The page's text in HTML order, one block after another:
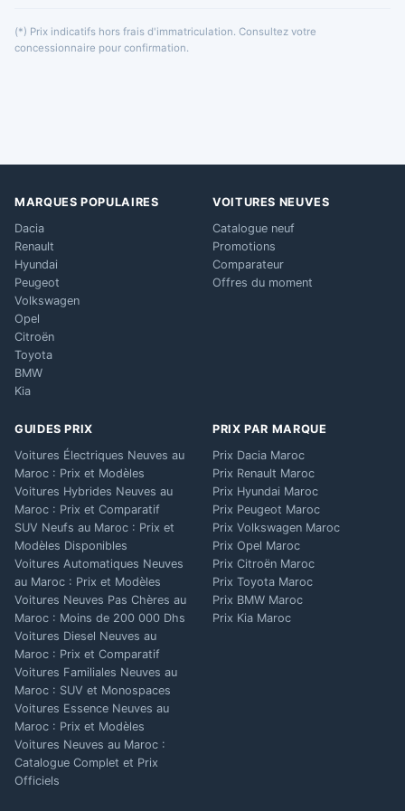
(*) Prix indicatifs hors frais d'immatriculation. Consultez votre
concessionnaire pour confirmation.
MARQUES POPULAIRES
Dacia
Renault
Hyundai
Peugeot
Volkswagen
Opel
Citroën
Toyota
BMW
Kia
VOITURES NEUVES
Catalogue neuf
Promotions
Comparateur
Offres du moment
GUIDES PRIX
Voitures Électriques Neuves au
Maroc : Prix et Modèles
Voitures Hybrides Neuves au
Maroc : Prix et Comparatif
SUV Neufs au Maroc : Prix et
Modèles Disponibles
Voitures Automatiques Neuves
au Maroc : Prix et Modèles
Voitures Neuves Pas Chères au
Maroc : Moins de 200 000 Dhs
Voitures Diesel Neuves au
Maroc : Prix et Comparatif
Voitures Familiales Neuves au
Maroc : SUV et Monospaces
Voitures Essence Neuves au
Maroc : Prix et Modèles
Voitures Neuves au Maroc :
Catalogue Complet et Prix
Officiels
PRIX PAR MARQUE
Prix Dacia Maroc
Prix Renault Maroc
Prix Hyundai Maroc
Prix Peugeot Maroc
Prix Volkswagen Maroc
Prix Opel Maroc
Prix Citroën Maroc
Prix Toyota Maroc
Prix BMW Maroc
Prix Kia Maroc